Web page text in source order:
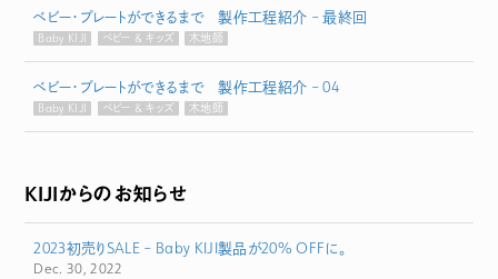
ベビー・プレートができるまで 製作工程紹介 – 最終回
Baby KIJI ベビー & キッズ 木地師
ベビー・プレートができるまで 製作工程紹介 – 04
Baby KIJI ベビー & キッズ 木地師
KIJIからのお知らせ
2023初売りSALE – Baby KIJI製品が20% OFFに。
Dec. 30, 2022